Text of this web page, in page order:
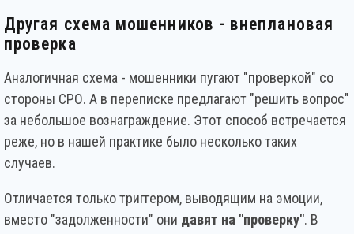
Другая схема мошенников - внеплановая
проверка
Аналогичная схема - мошенники пугают "проверкой" со
стороны СРО. А в переписке предлагают "решить вопрос"
за небольшое вознаграждение. Этот способ встречается
реже, но в нашей практике было несколько таких
случаев.
Отличается только триггером, выводящим на эмоции,
вместо "задолженности" они давят на "проверку". В